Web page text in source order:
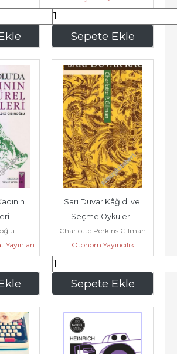
Sepete Ekle
350,00
-
Yayınları
Sepete Ekle
Sarı Duvar Kâğıdı ve
Seçme Öyküler -
Charlotte Perkins Gilman
Otonom Yayıncılık
330,75